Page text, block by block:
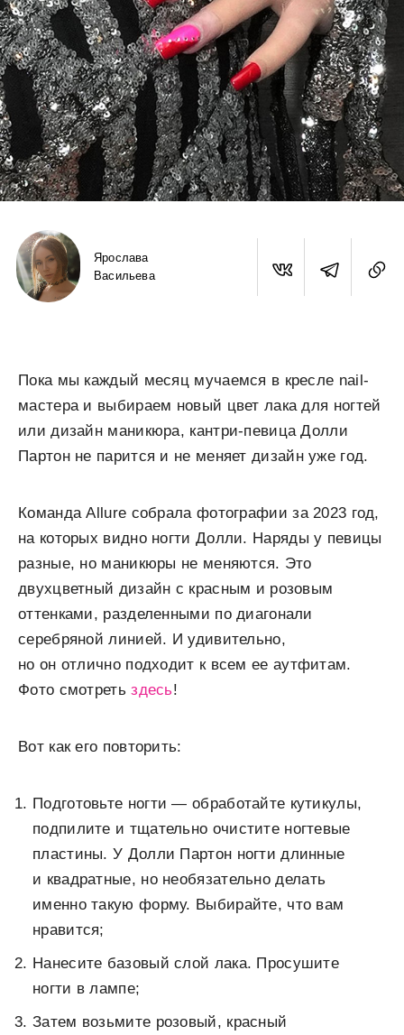
Ярослава
Васильева
Пока мы каждый месяц мучаемся в кресле nail-
мастера и выбираем новый цвет лака для ногтей
или дизайн маникюра, кантри-певица Долли
Партон не парится и не меняет дизайн уже год.
Команда Allure собрала фотографии за 2023 год,
на которых видно ногти Долли. Наряды у певицы
разные, но маникюры не меняются. Это
двухцветный дизайн с красным и розовым
оттенками, разделенными по диагонали
серебряной линией. И удивительно,
но он отлично подходит к всем ее аутфитам.
Фото смотретьздесь!
Вот как его повторить:
Подготовьте ногти — обработайте кутикулы,
подпилите и тщательно очистите ногтевые
пластины. У Долли Партон ногти длинные
и квадратные, но необязательно делать
именно такую форму. Выбирайте, что вам
нравится;
Нанесите базовый слой лака. Просушите
ногти в лампе;
Затем возьмите розовый, красный